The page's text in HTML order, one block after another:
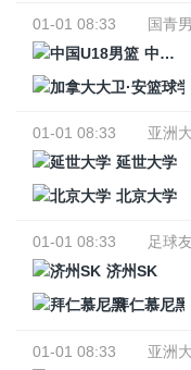
01-01 08:33
国青
中国U18男篮
01-01 08:33
亚洲
延世大学
北京大学
01-01 08:33
足球
济州SK
拜仁慕尼黑
01-01 08:33
亚洲